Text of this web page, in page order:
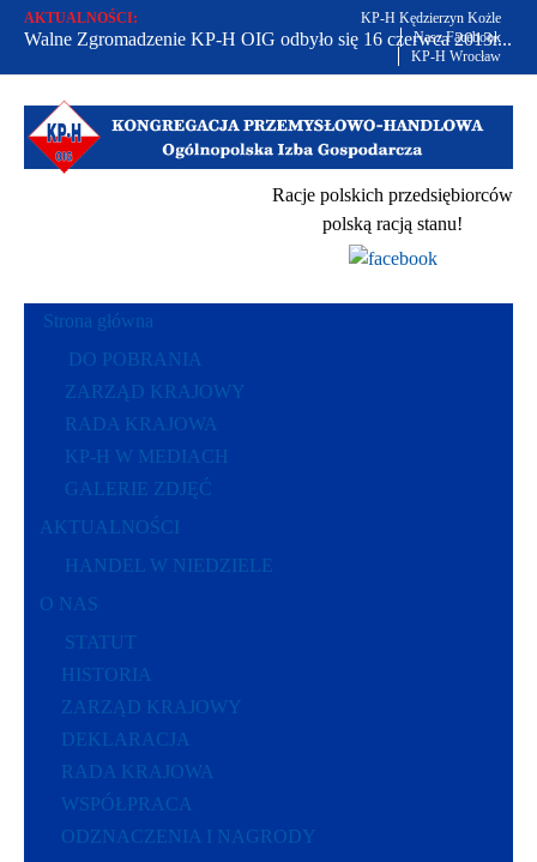
AKTUALNOŚCI:
Walne Zgromadzenie KP-H OIG odbyło się 16 czerwca 2013r...
Od 2002 r. bronimy praw polskich przedsiębiorców...
Racje polskich przedsiębiorców polską racją stanu...
KP-H Kędzierzyn Kożle
Nasz Facebook
KP-H Wrocław
Racje polskich przedsiębiorców
polską racją stanu!
Strona główna
DO POBRANIA
ZARZĄD KRAJOWY
RADA KRAJOWA
KP-H W MEDIACH
GALERIE ZDJĘĆ
AKTUALNOŚCI
HANDEL W NIEDZIELE
O NAS
STATUT
HISTORIA
ZARZĄD KRAJOWY
DEKLARACJA
RADA KRAJOWA
WSPÓŁPRACA
ODZNACZENIA I NAGRODY